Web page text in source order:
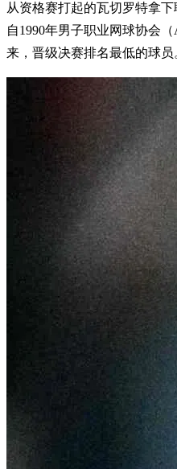
从资格赛打起的瓦切罗特拿
自1990年男子职业网球协会
来，晋级决赛排名最低的球员